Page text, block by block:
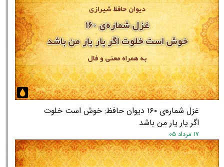
غزل شماره‌ی ۱۶۰ دیوان حافظ: خوش است خلوت
اگر یار یار من باشد
۱۷ مرداد ۰۵